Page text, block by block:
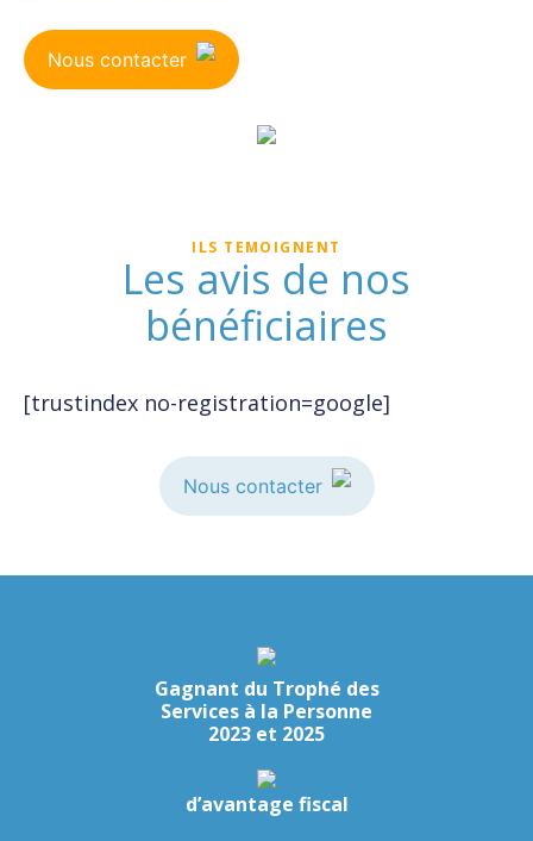
Nous contacter
ILS TEMOIGNENT
Les avis de nos
bénéficiaires
[trustindex no-registration=google]
Nous contacter
Gagnant du Trophé des
Services à la Personne
2023 et 2025
d’avantage fiscal